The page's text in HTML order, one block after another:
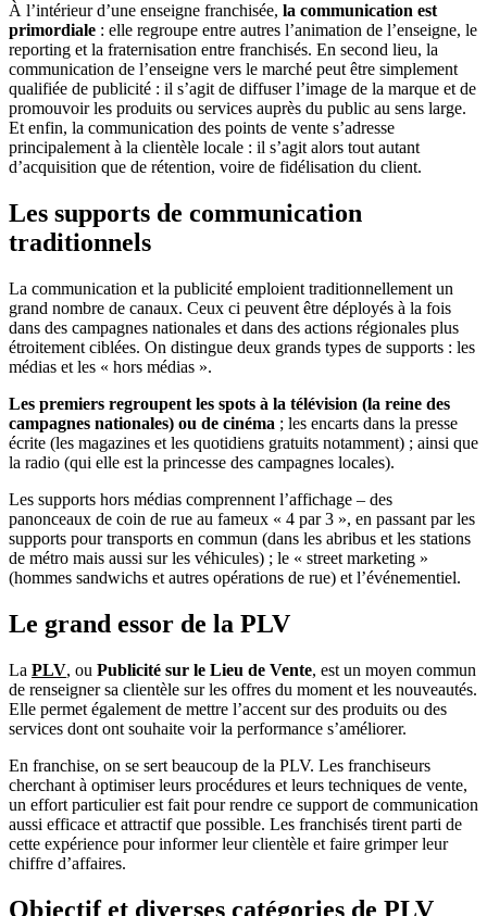
À l’intérieur d’une enseigne franchisée, la communication est
primordiale : elle regroupe entre autres l’animation de l’enseigne, le
reporting et la fraternisation entre franchisés. En second lieu, la
communication de l’enseigne vers le marché peut être simplement
qualifiée de publicité : il s’agit de diffuser l’image de la marque et de
promouvoir les produits ou services auprès du public au sens large.
Et enfin, la communication des points de vente s’adresse
principalement à la clientèle locale : il s’agit alors tout autant
d’acquisition que de rétention, voire de fidélisation du client.
Les supports de communication
traditionnels
La communication et la publicité emploient traditionnellement un
grand nombre de canaux. Ceux ci peuvent être déployés à la fois
dans des campagnes nationales et dans des actions régionales plus
étroitement ciblées. On distingue deux grands types de supports : les
médias et les « hors médias ».
Les premiers regroupent les spots à la télévision (la reine des
campagnes nationales) ou de cinéma ; les encarts dans la presse
écrite (les magazines et les quotidiens gratuits notamment) ; ainsi que
la radio (qui elle est la princesse des campagnes locales).
Les supports hors médias comprennent l’affichage – des
panonceaux de coin de rue au fameux « 4 par 3 », en passant par les
supports pour transports en commun (dans les abribus et les stations
de métro mais aussi sur les véhicules) ; le « street marketing »
(hommes sandwichs et autres opérations de rue) et l’événementiel.
Le grand essor de la PLV
La PLV, ou Publicité sur le Lieu de Vente, est un moyen commun
de renseigner sa clientèle sur les offres du moment et les nouveautés.
Elle permet également de mettre l’accent sur des produits ou des
services dont ont souhaite voir la performance s’améliorer.
En franchise, on se sert beaucoup de la PLV. Les franchiseurs
cherchant à optimiser leurs procédures et leurs techniques de vente,
un effort particulier est fait pour rendre ce support de communication
aussi efficace et attractif que possible. Les franchisés tirent parti de
cette expérience pour informer leur clientèle et faire grimper leur
chiffre d’affaires.
Objectif et diverses catégories de PLV